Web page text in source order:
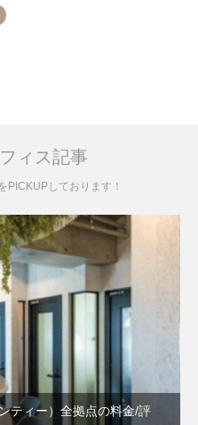
ィス記事
PICKUPしております！
ティー）全拠点の料金/評